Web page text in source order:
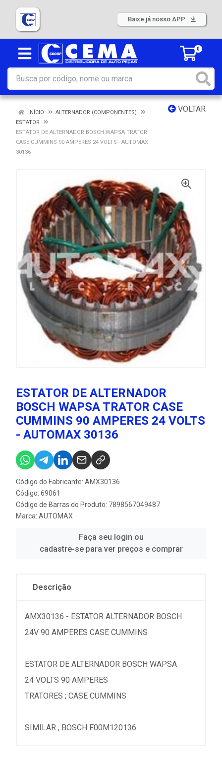
Baixe já nosso APP
0
VOLTAR
INÍCIO
ALTERNADOR (COMPONENTES)
ESTATOR
ESTATOR DE ALTERNADOR BOSCH WAPSA TRATOR
CASE CUMMINS 90 AMPERES 24 VOLTS - AUTOMAX
30136
ESTATOR DE ALTERNADOR
BOSCH WAPSA TRATOR CASE
CUMMINS 90 AMPERES 24 VOLTS
- AUTOMAX 30136
Código do Fabricante: AMX30136
Código: 69061
Código de Barras do Produto: 7898567049487
Marca: AUTOMAX
Faça seu login ou
cadastre-se para ver preços e comprar
Descrição
AMX30136 - ESTATOR ALTERNADOR BOSCH
24V 90 AMPERES CASE CUMMINS
ESTATOR DE ALTERNADOR BOSCH WAPSA
24 VOLTS 90 AMPERES
TRATORES ; CASE CUMMINS
SIMILAR , BOSCH F00M120136